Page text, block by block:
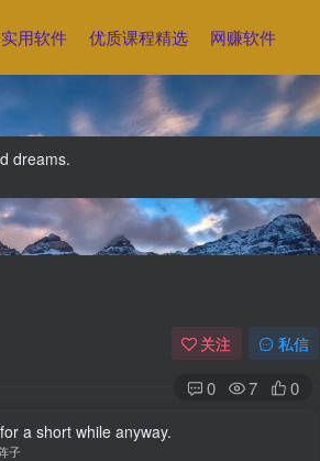
实用软件 优质课程精选 网赚软件
dreams.
关注 私信
0 7 0
a short while anyway.
子